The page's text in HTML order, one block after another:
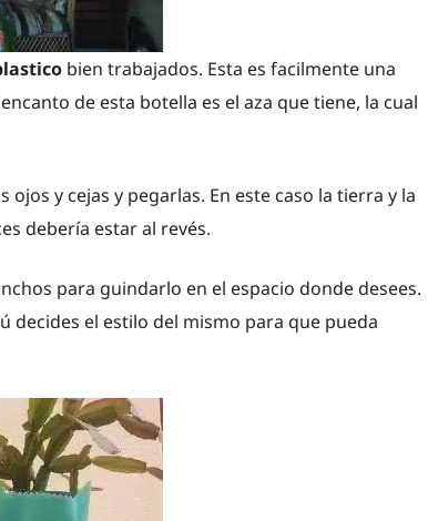
bien trabajados. Esta es facilmente una
de esta botella es el aza que tiene, la cual
y cejas y pegarlas. En este caso la tierra y la
debería estar al revés.
para guindarlo en el espacio donde desees.
decides el estilo del mismo para que pueda